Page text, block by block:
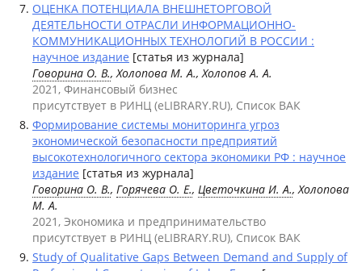
ОЦЕНКА ПОТЕНЦИАЛА ВНЕШНЕТОРГОВОЙ
ДЕЯТЕЛЬНОСТИ ОТРАСЛИ ИНФОРМАЦИОННО-
КОММУНИКАЦИОННЫХ ТЕХНОЛОГИЙ В РОССИИ :
научное издание [статья из журнала]
Говорина О. В., Холопова М. А., Холопов А. А.
2021, Финансовый бизнес
присутствует в РИНЦ (eLIBRARY.RU), Список ВАК
Формирование системы мониторинга угроз
экономической безопасности предприятий
высокотехнологичного сектора экономики РФ : научное
издание [статья из журнала]
Говорина О. В., Горячева О. Е., Цветочкина И. А., Холопова
М. А.
2021, Экономика и предпринимательство
присутствует в РИНЦ (eLIBRARY.RU), Список ВАК
Study of Qualitative Gaps Between Demand and Supply of